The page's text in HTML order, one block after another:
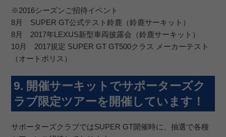
※2016シーズンご招待イベント
8月 SUPER GT公式テスト鈴鹿（鈴鹿サーキット）
8月 2017年LEXUS新型車両披露会（鈴鹿サーキット）
10月 2017規定 SUPER GT GT500クラス メーカーテスト
（オートポリス）
9. 開催サーキットでサポーターズク
ラブ限定ツアーを開催しています！
サポーターズクラブではSUPER GT開催時に、抽選で各種